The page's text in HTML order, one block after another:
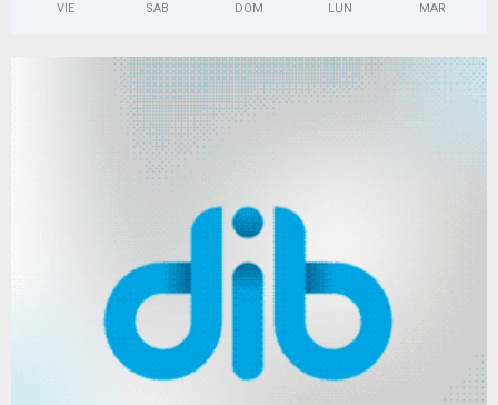
VIE SAB DOM LUN MAR